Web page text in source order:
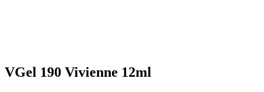
VGel 190 Vivienne 12ml